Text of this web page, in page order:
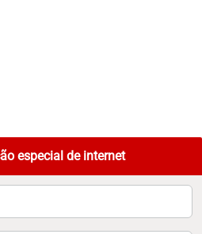
especial de internet